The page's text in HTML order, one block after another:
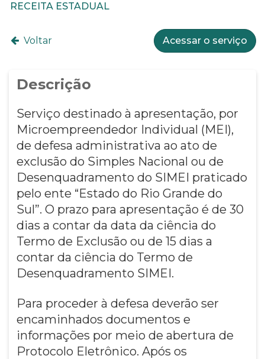
RECEITA ESTADUAL
Voltar Acessar o serviço
Descrição
Serviço destinado à apresentação, por
Microempreendedor Individual (MEI),
de defesa administrativa ao ato de
exclusão do Simples Nacional ou de
Desenquadramento do SIMEI praticado
pelo ente “Estado do Rio Grande do
Sul”. O prazo para apresentação é de 30
dias a contar da data da ciência do
Termo de Exclusão ou de 15 dias a
contar da ciência do Termo de
Desenquadramento SIMEI.
Para proceder à defesa deverão ser
encaminhados documentos e
informações por meio de abertura de
Protocolo Eletrônico. Após os